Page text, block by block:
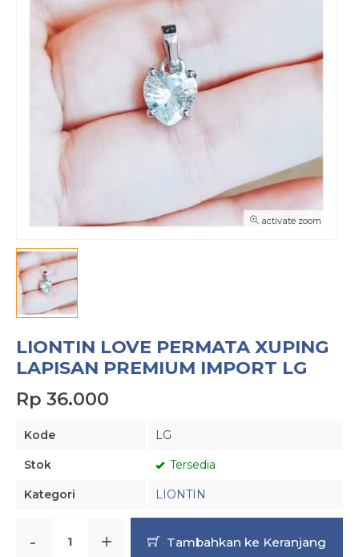
activate zoom
LIONTIN LOVE PERMATA XUPING
LAPISAN PREMIUM IMPORT LG
Rp 36.000
Kode LG
Stok Tersedia
Kategori LIONTIN
- + Tambahkan ke Keranjang